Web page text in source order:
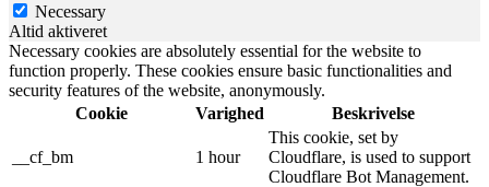
Necessary
Altid aktiveret
Necessary cookies are absolutely essential for the website to
function properly. These cookies ensure basic functionalities and
security features of the website, anonymously.
Cookie
Varighed Beskrivelse
__cf_bm 1 hour
This cookie, set by
Cloudflare, is used to support
Cloudflare Bot Management.